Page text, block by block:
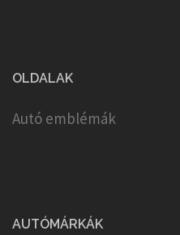
OLDALAK
Autó emblémák
AUTÓMÁRKÁK